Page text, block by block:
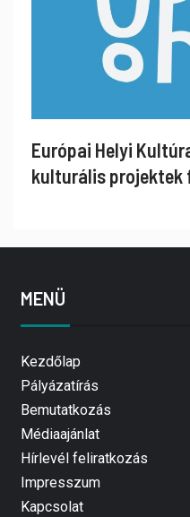
Európai Helyi
kulturális projektek
MENÜ
Kezdőlap
Pályázatírás
Bemutatkozás
Médiaajánlat
Hírlevél feliratkozás
Impresszum
Kapcsolat